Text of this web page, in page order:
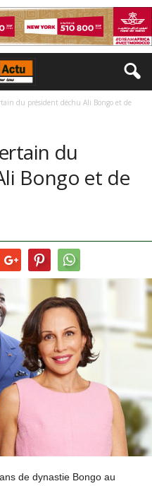
du président déchu Ali Bongo et de
du
Bongo et de
de dynastie Bongo au